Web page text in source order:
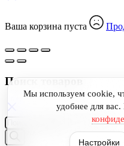
Мы используем cookie,
удобнее для вас.
Настройки
Ваша корзина пуста
Поиск товаров
Поиск
товаров